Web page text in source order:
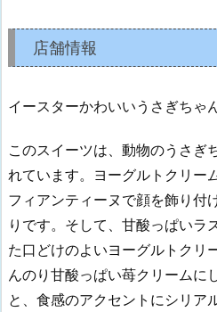
店舗情報
イースターかわいいうさぎちゃ
このスイーツは、動物のうさぎ
れています。ヨーグルトクリー
フィアンティーヌで顔を飾り付
りです。そして、甘酸っぱいラ
た口どけのよいヨーグルトクリ
んのり甘酸っぱい苺クリームに
と、食感のアクセントにシリア